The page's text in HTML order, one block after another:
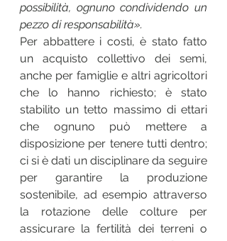
possibilità, ognuno condividendo un
pezzo di responsabilità».
Per abbattere i costi, è stato fatto
un acquisto collettivo dei semi,
anche per famiglie e altri agricoltori
che lo hanno richiesto; è stato
stabilito un tetto massimo di ettari
che ognuno può mettere a
disposizione per tenere tutti dentro;
ci si è dati un disciplinare da seguire
per garantire la produzione
sostenibile, ad esempio attraverso
la rotazione delle colture per
assicurare la fertilità dei terreni o